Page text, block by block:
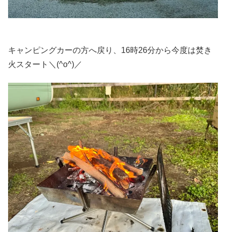
キャンピングカーの方へ戻り、16時26分から今度は焚き
火スタート＼(^o^)／